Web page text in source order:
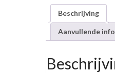
Beschrijving
Aanvullende